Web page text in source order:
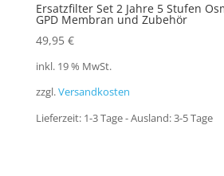
Ersatzfilter Set 2 Jahre 5 Stufen
GPD Membran und Zubehör
49,95 €
inkl. 19 % MwSt.
zzgl.Versandkosten
Lieferzeit: 1-3 Tage - Ausland: 3-5 Tage